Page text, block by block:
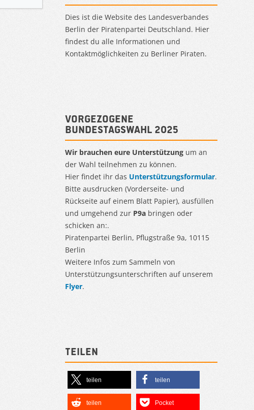
Dies ist die Website des Landesverbandes
Berlin der Piratenpartei Deutschland. Hier
findest du alle Informationen und
Kontaktmöglichkeiten zu Berliner Piraten.
Vorgezogene
Bundestagswahl 2025
Wir brauchen eure Unterstützung um an
der Wahl teilnehmen zu können.
Hier findet ihr das Unterstützungsformular.
Bitte ausdrucken (Vorderseite- und
Rückseite auf einem Blatt Papier), ausfüllen
und umgehend zur P9a bringen oder
schicken an:.
Piratenpartei Berlin, Pflugstraße 9a, 10115
Berlin
Weitere Infos zum Sammeln von
Unterstützungsunterschriften auf unserem
Flyer.
Teilen
teilen teilen
teilen Pocket